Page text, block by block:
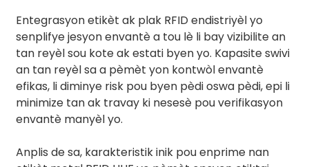
Entegrasyon etikèt ak plak RFID endistriyèl yo
senplifye jesyon envantè a tou lè li bay vizibilite an
tan reyèl sou kote ak estati byen yo. Kapasite swivi
an tan reyèl sa a pèmèt yon kontwòl envantè
efikas, li diminye risk pou byen pèdi oswa pèdi, epi li
minimize tan ak travay ki nesesè pou verifikasyon
envantè manyèl yo.
Anplis de sa, karakteristik inik pou enprime nan